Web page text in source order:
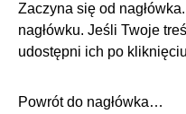
Zaczyna się od
nagłówku. Jeśli Twoje
udostępni ich po
Powrót do nagłówka…